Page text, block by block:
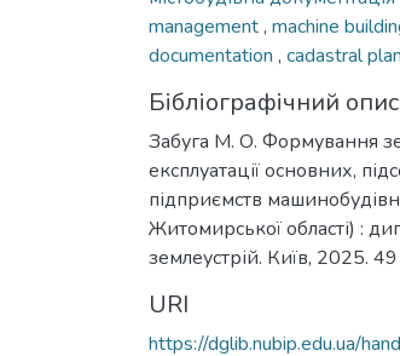
management, machine
documentation , cadastral plan
Бібліографічний опис
Забуга М. О. Формування
експлуатації основних,
підприємств
Житомирської області) :
землеустрій. Київ, 2025. 49
URI
https://dglib.nubip.edu.ua/